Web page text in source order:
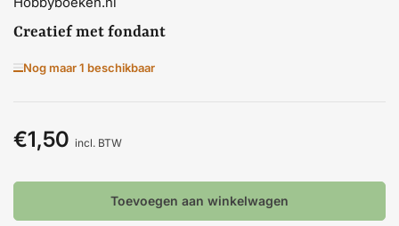
Creatief met fondant
Nog maar 1 beschikbaar
Normale
prijs
€1,50 incl. BTW
Toevoegen aan winkelwagen